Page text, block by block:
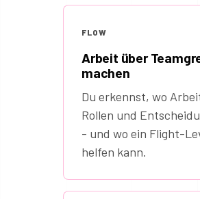
FLOW
Arbeit über
machen
Du erkennst, wo
Rollen und
- und wo ein Flight-
helfen kann.